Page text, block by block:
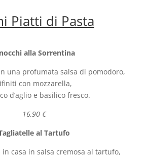
Piatti di Pasta
alla Sorrentina
una profumata salsa di pomodoro,
con mozzarella,
d’aglio e basilico fresco.
16,90 €
al Tartufo
casa in salsa cremosa al tartufo,